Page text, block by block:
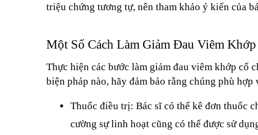
triệu chứng tương tự, nên tham khảo ý kiến của
Một Số Cách Làm Giảm Đau Viêm Khớp
Thực hiện các bước làm giảm đau viêm khớp cổ
biện pháp nào, hãy đảm bảo rằng chúng phù
Thuốc điều trị: Bác sĩ có thể kê đơn thuốc
cường sự linh hoạt cũng có thể được sử